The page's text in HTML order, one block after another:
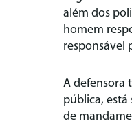
além dos
homem
responsável
A defensora
pública,
de